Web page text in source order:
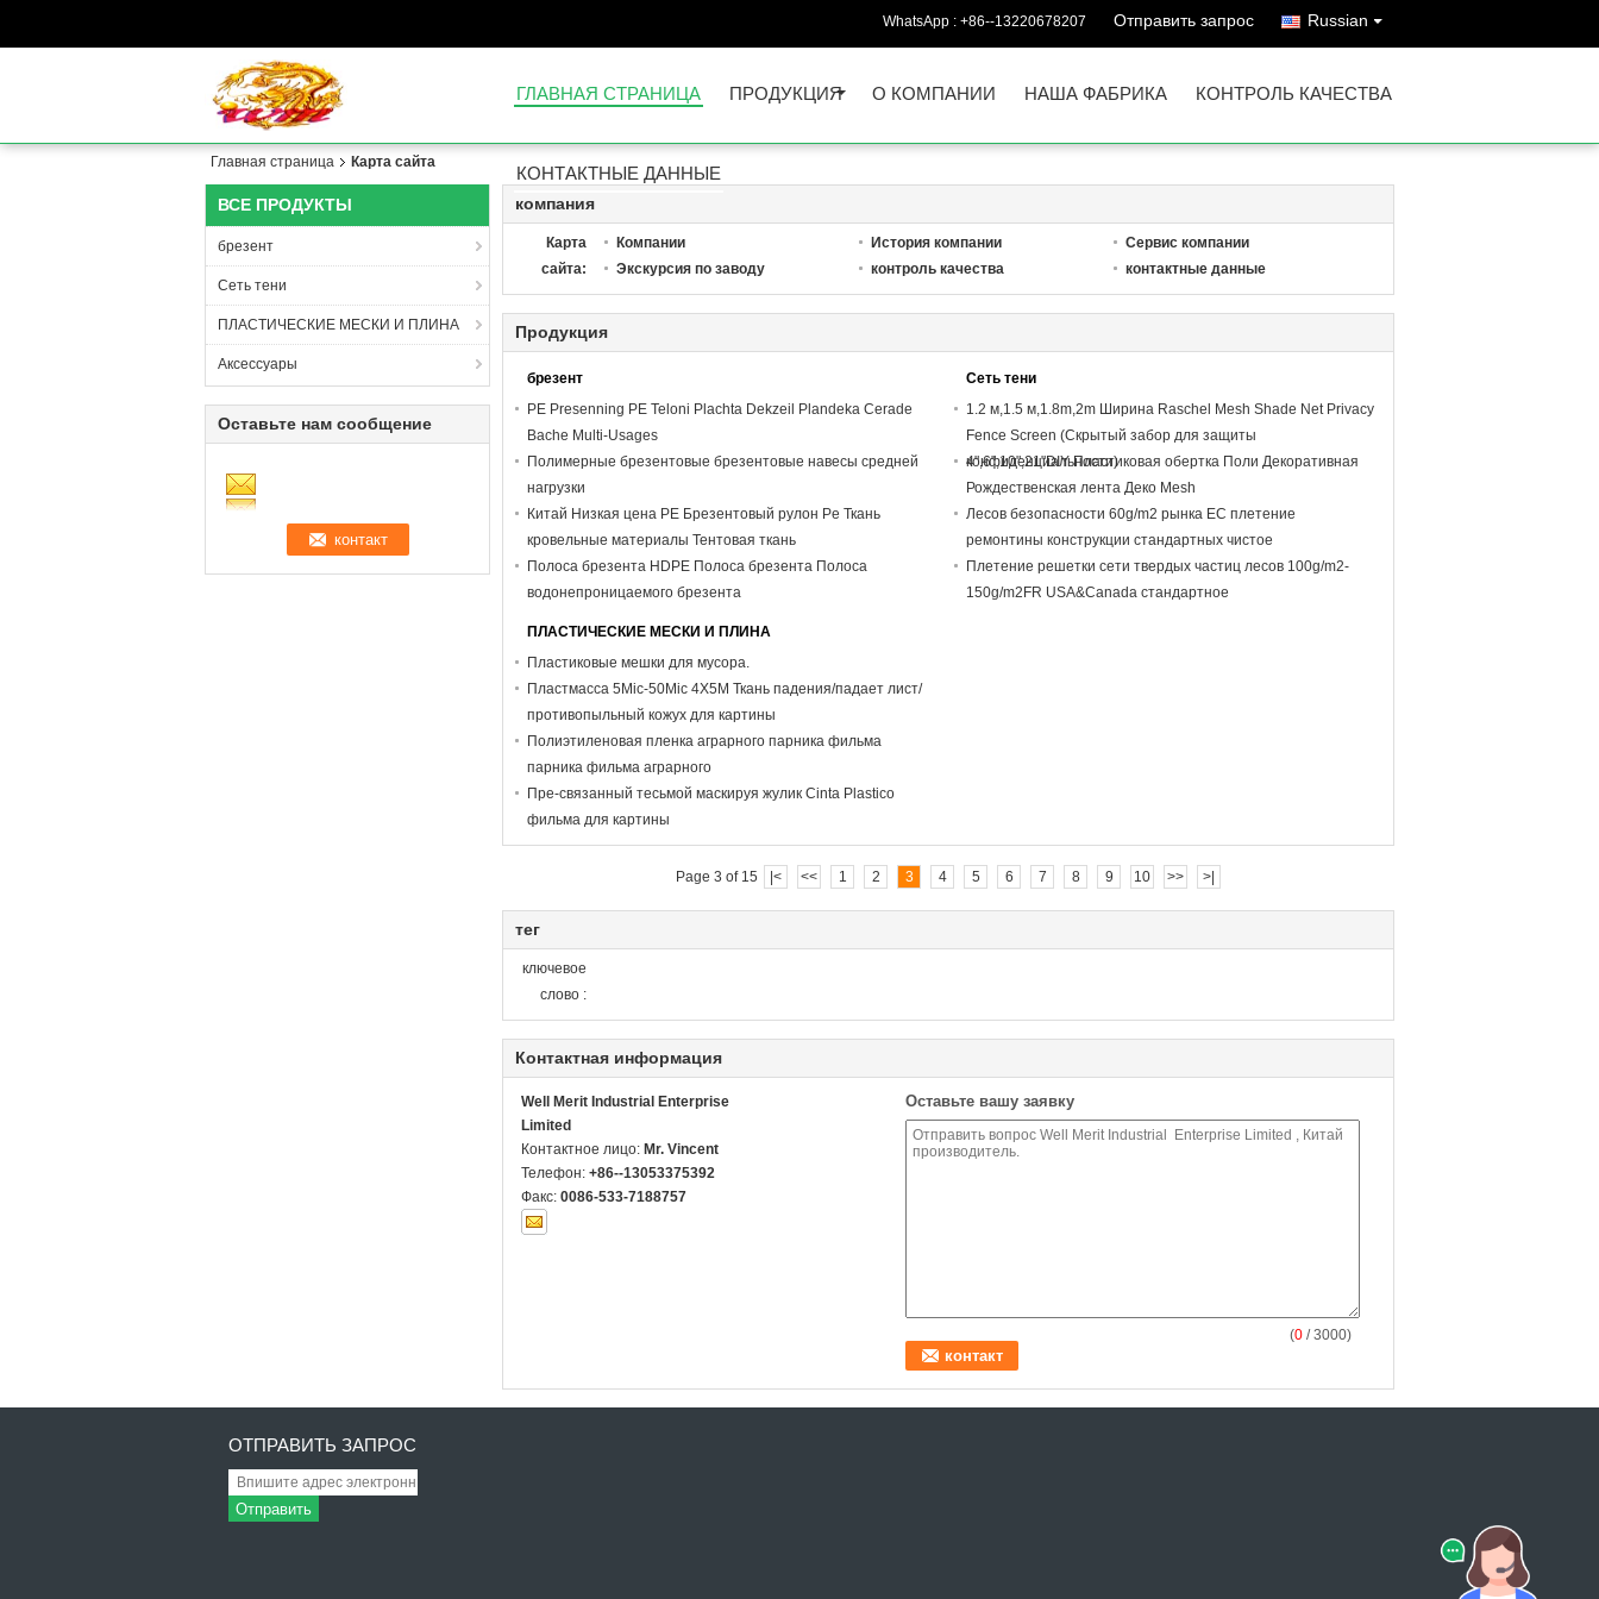
WhatsApp : +86--13220678207 Отправить запрос Russian
ГЛАВНАЯ СТРАНИЦА ПРОДУКЦИЯ О КОМПАНИИ НАША ФАБРИКА КОНТРОЛЬ КАЧЕСТВА
КОНТАКТНЫЕ ДАННЫЕ
Главная страница Карта сайта
ВСЕ ПРОДУКТЫ
брезент
Сеть тени
ПЛАСТИЧЕСКИЕ МЕСКИ И ПЛИНА
Аксессуары
Оставьте нам сообщение
компания
Карта
сайта:
Компании История компании
Сервис компании
Экскурсия по заводу
контроль качества контактные данные
Продукция
брезент
PE Presenning PE Teloni Plachta Dekzeil Plandeka Cerade
Bache Multi-Usages
Полимерные брезентовые брезентовые навесы средней
нагрузки
Китай Низкая цена PE Брезентовый рулон Pe Ткань
кровельные материалы Тентовая ткань
Полоса брезента HDPE Полоса брезента Полоса
водонепроницаемого брезента
Сеть тени
1.2 м,1.5 м,1.8m,2m Ширина Raschel Mesh Shade Net Privacy
Fence Screen (Скрытый забор для защиты
конфиденциальности)
4",6",10",21"DIY Пластиковая обертка Поли Декоративная
Рождественская лента Деко Mesh
Лесов безопасности 60g/m2 рынка ЕС плетение
ремонтины конструкции стандартных чистое
Плетение решетки сети твердых частиц лесов 100g/m2-
150g/m2FR USA&Canada стандартное
ПЛАСТИЧЕСКИЕ МЕСКИ И ПЛИНА
Пластиковые мешки для мусора.
Пластмасса 5Mic-50Mic 4X5M Ткань падения/падает лист/
противопыльный кожух для картины
Полиэтиленовая пленка аграрного парника фильма
парника фильма аграрного
Пре-связанный тесьмой маскируя жулик Cinta Plastico
фильма для картины
Page 3 of 15 |< << 1 2 3 4 5 6 7 8 9 10 >> >|
тег
ключевое
слово :
Контактная информация
Well Merit Industrial Enterprise
Limited
Контактное лицо: Mr. Vincent
Телефон: +86--13053375392
Факс: 0086-533-7188757
Оставьте вашу заявку
(0 / 3000)
ОТПРАВИТЬ ЗАПРОС
Отправить